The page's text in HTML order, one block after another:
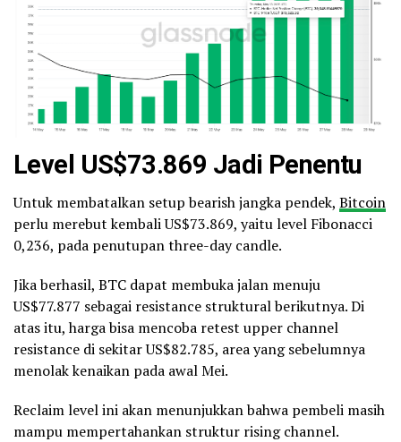
Level US$73.869 Jadi Penentu
Untuk membatalkan setup bearish jangka pendek, Bitcoin
perlu merebut kembali US$73.869, yaitu level Fibonacci
0,236, pada penutupan three-day candle.
Jika berhasil, BTC dapat membuka jalan menuju
US$77.877 sebagai resistance struktural berikutnya. Di
atas itu, harga bisa mencoba retest upper channel
resistance di sekitar US$82.785, area yang sebelumnya
menolak kenaikan pada awal Mei.
Reclaim level ini akan menunjukkan bahwa pembeli masih
mampu mempertahankan struktur rising channel.